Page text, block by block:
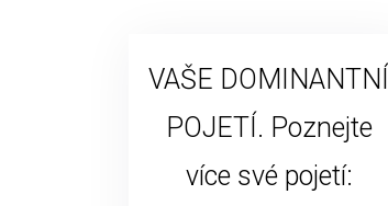
VAŠE DOMINANTNÍ
POJETÍ. Poznejte
více své pojetí: